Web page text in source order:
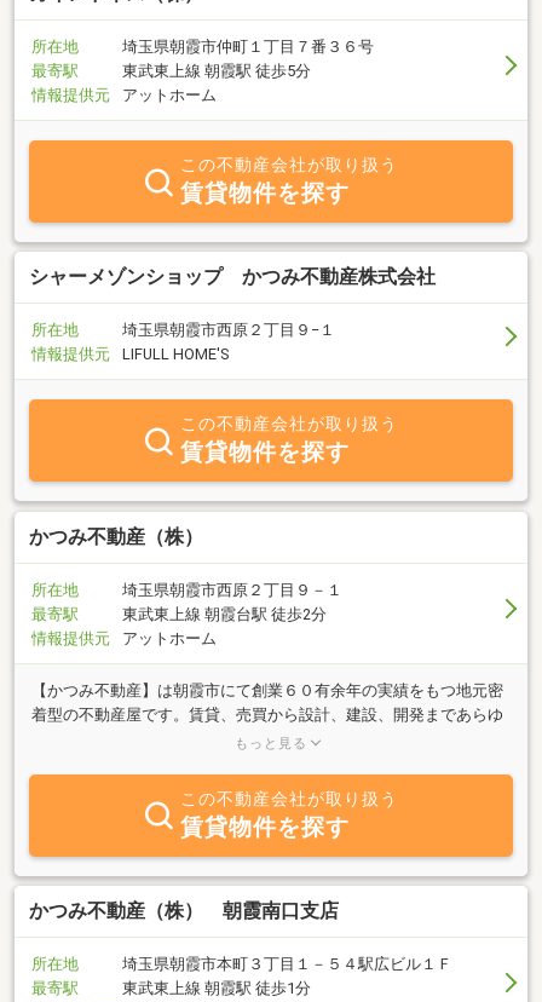
所在地
埼玉県朝霞市仲町１丁目７番３６号
最寄駅
東武東上線 朝霞駅 徒歩5分
情報提供元
アットホーム
この不動産会社が取り扱う
賃貸物件を探す
シャーメゾンショップ かつみ不動産株式会社
所在地
埼玉県朝霞市西原２丁目９−１
情報提供元
LIFULL HOME'S
この不動産会社が取り扱う
賃貸物件を探す
かつみ不動産（株）
所在地
埼玉県朝霞市西原２丁目９－１
最寄駅
東武東上線 朝霞台駅 徒歩2分
情報提供元
アットホーム
【かつみ不動産】は朝霞市にて創業６０有余年の実績をもつ地元密
着型の不動産屋です。賃貸、売買から設計、建設、開発まであらゆ
る専門分野をもち、多方面にいき届く総合コンサルタントとしてお
もっと見る
この不動産会社が取り扱う
賃貸物件を探す
かつみ不動産（株） 朝霞南口支店
所在地
埼玉県朝霞市本町３丁目１－５４駅広ビル１Ｆ
最寄駅
東武東上線 朝霞駅 徒歩1分